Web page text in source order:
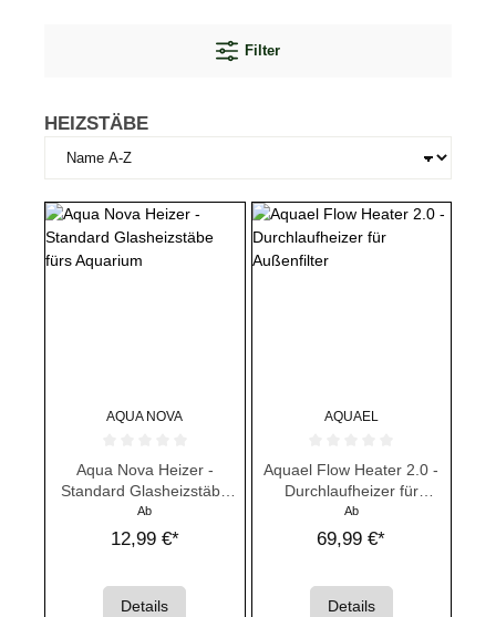
Filter
HEIZSTÄBE
AQUA NOVA
Durchschnittliche Bewertung von 0 von 5 Sternen
Aqua Nova Heizer -
Standard Glasheizstäbe
fürs Aquarium
Ab
12,99 €*
Details
AQUAEL
Durchschnittliche Bewertung von
Aquael Flow Heater 2.0 -
Durchlaufheizer für
Außenfilter
Ab
69,99 €*
Details